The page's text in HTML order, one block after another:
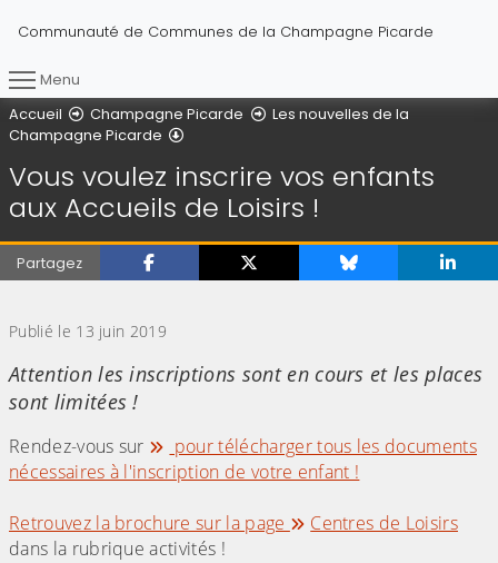
Communauté de Communes de la Champagne Picarde
Menu
Vous êtes ici :
Accueil
Champagne Picarde
Les nouvelles de la
Champagne Picarde
Vous voulez inscrire vos enfants
aux Accueils de Loisirs !
Partagez
Publié le 13 juin 2019
Attention les inscriptions sont en cours et les places
sont limitées !
Rendez-vous sur
pour télécharger tous les documents
nécessaires à l'inscription de votre enfant !
Retrouvez la brochure sur la page
Centres de Loisirs
dans la rubrique activités !